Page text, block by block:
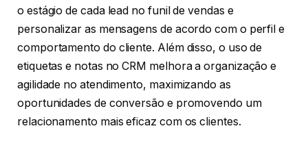
o estágio de cada lead no funil de vendas e
personalizar as mensagens de acordo com o perfil e
comportamento do cliente. Além disso, o uso de
etiquetas e notas no CRM melhora a organização e
agilidade no atendimento, maximizando as
oportunidades de conversão e promovendo um
relacionamento mais eficaz com os clientes.